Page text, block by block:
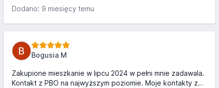
problemu z poprawieniem. Bardzo fajne przestrzenie
między blokami, brak dopłat za komórki lokatorskie.
Logoterma w cenie mieszkania, rozprowadzona instalacja
dużą ofertę mieszkaniową.
Dodano: 9 miesięcy temu
Bogusia M
Zakupione mieszkanie w lipcu 2024 w pełni mnie zadawala.
Kontakt z PBO na najwyższym poziomie. Moje kontakty z